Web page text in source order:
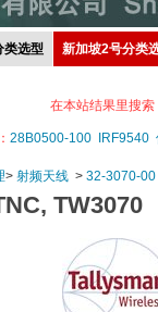
类选型 新加坡2号分类
在本站结果里搜索
28B0500-100 IRF9540
> 射频天线 > 32-3070-00
TW3070